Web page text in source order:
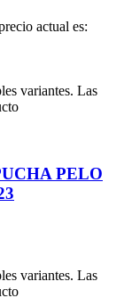
actual es:
variantes. Las
PELO
variantes. Las